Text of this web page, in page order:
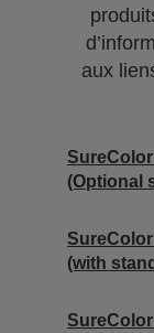
aux
(Optional
(with
SureColor